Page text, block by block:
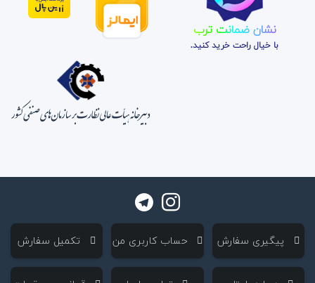
نشان ضمانت ترب
با خیال راحت خرید کنید.
‌ پیگیری سفارش ‌ حساب کاربری من ‌ تکمیل سفارش